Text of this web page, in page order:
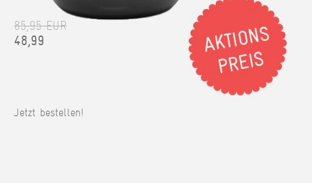
85,95 EUR
48,99
Jetzt bestellen!